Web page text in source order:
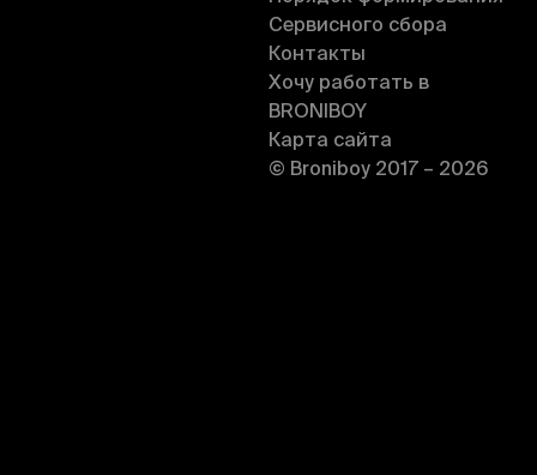
Сервисного сбора
Контакты
Хочу работать в
BRONIBOY
Карта сайта
© Broniboy 2017 – 2026